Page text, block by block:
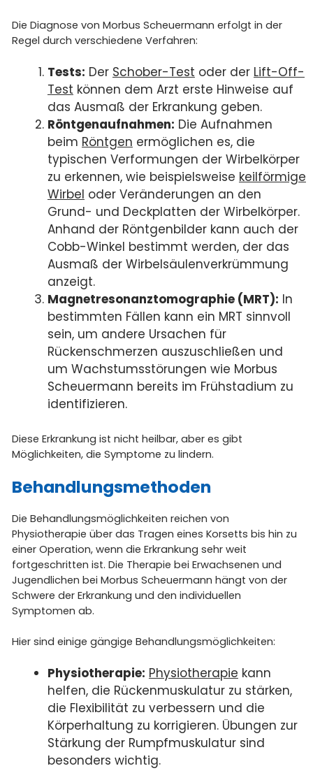
Die Diagnose von Morbus Scheuermann erfolgt in der
Regel durch verschiedene Verfahren:
Tests: Der Schober-Test oder der Lift-Off-
Test können dem Arzt erste Hinweise auf
das Ausmaß der Erkrankung geben.
Röntgenaufnahmen: Die Aufnahmen
beim Röntgen ermöglichen es, die
typischen Verformungen der Wirbelkörper
zu erkennen, wie beispielsweise keilförmige
Wirbel oder Veränderungen an den
Grund- und Deckplatten der Wirbelkörper.
Anhand der Röntgenbilder kann auch der
Cobb-Winkel bestimmt werden, der das
Ausmaß der Wirbelsäulenverkrümmung
anzeigt.
Magnetresonanztomographie (MRT): In
bestimmten Fällen kann ein MRT sinnvoll
sein, um andere Ursachen für
Rückenschmerzen auszuschließen und
um Wachstumsstörungen wie Morbus
Scheuermann bereits im Frühstadium zu
identifizieren.
Diese Erkrankung ist nicht heilbar, aber es gibt
Möglichkeiten, die Symptome zu lindern.
Behandlungsmethoden
Die Behandlungsmöglichkeiten reichen von
Physiotherapie über das Tragen eines Korsetts bis hin zu
einer Operation, wenn die Erkrankung sehr weit
fortgeschritten ist. Die Therapie bei Erwachsenen und
Jugendlichen bei Morbus Scheuermann hängt von der
Schwere der Erkrankung und den individuellen
Symptomen ab.
Hier sind einige gängige Behandlungsmöglichkeiten:
Physiotherapie: Physiotherapie kann
helfen, die Rückenmuskulatur zu stärken,
die Flexibilität zu verbessern und die
Körperhaltung zu korrigieren. Übungen zur
Stärkung der Rumpfmuskulatur sind
besonders wichtig.